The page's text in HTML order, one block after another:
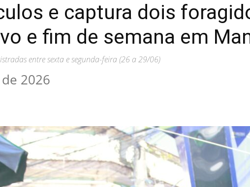
e captura dois
e fim de semana em
entre sexta e segunda-feira (26 a 29/06)
2026